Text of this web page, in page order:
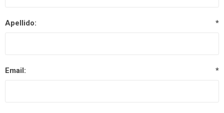
Apellido: *
Email: *